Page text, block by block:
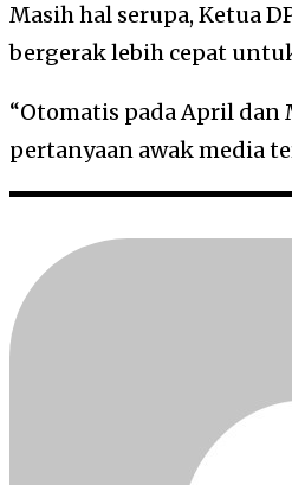
Masih hal serupa, Ketua
bergerak lebih cepat
“Otomatis pada April dan
pertanyaan awak media